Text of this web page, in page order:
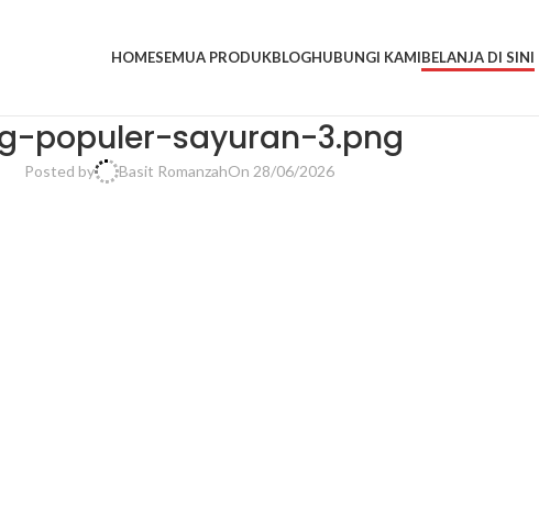
HOMESEMUA PRODUKBLOGHUBUNGI KAMIBELANJA DI SINI
populer-sayuran-3.png
Posted by Basit RomanzahOn 28/06/2026